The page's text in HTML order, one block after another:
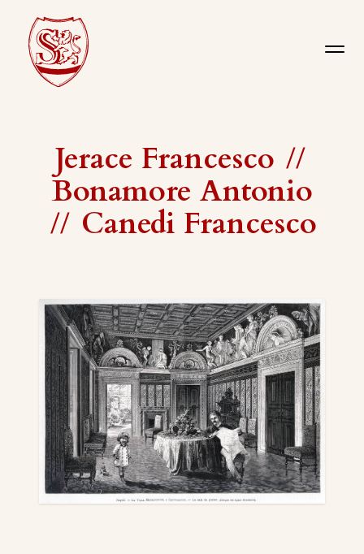
Jerace Francesco //
Bonamore Antonio
// Canedi Francesco